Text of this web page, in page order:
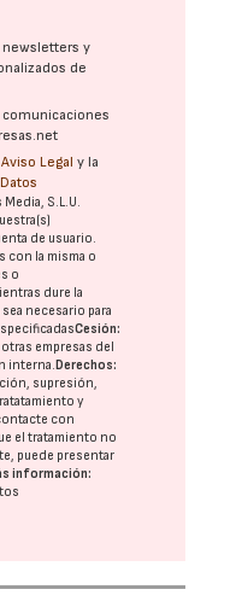
y
de
Aviso Legal y la
S.L.U.
de usuario.
con la misma o
o
dure la
necesario para
Cesión:
empresas del
interna.Derechos:
supresión,
y
con
el tratamiento no
puede presentar
información: